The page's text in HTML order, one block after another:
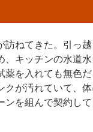
訪ねてきた。引っ
、キッチンの水道
薬を入れても無色
が汚れていて、
を組んで契約し